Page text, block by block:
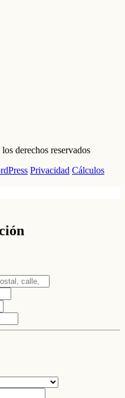
derechos reservados
Privacidad Cálculos